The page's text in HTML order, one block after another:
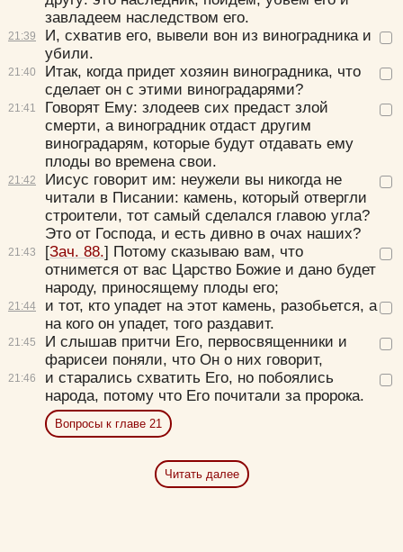
21:39
21:40
21:41
21:42
21:43
21:44
21:45
21:46
завладеем наследством его.
И, схватив его, вывели вон из виноградника и
убили.
Итак, когда придет хозяин виноградника, что
сделает он с этими виноградарями?
Говорят Ему: злодеев сих предаст злой
смерти, а виноградник отдаст другим
виноградарям, которые будут отдавать ему
плоды во времена свои.
Иисус говорит им: неужели вы никогда не
читали в Писании: камень, который отвергли
строители, тот самый сделался главою угла?
Это от Господа, и есть дивно в очах наших?
[Зач. 88.] Потому сказываю вам, что
отнимется от вас Царство Божие и дано будет
народу, приносящему плоды его;
и тот, кто упадет на этот камень, разобьется, а
на кого он упадет, того раздавит.
И слышав притчи Его, первосвященники и
фарисеи поняли, что Он о них говорит,
и старались схватить Его, но побоялись
народа, потому что Его почитали за пророка.
Вопросы к главе 21
Читать далее